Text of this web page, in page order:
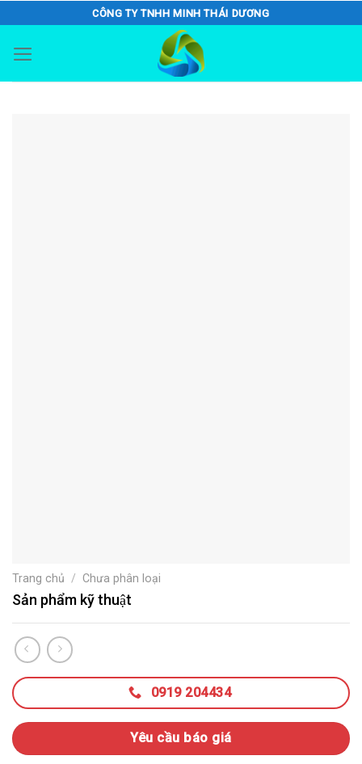
content
CÔNG TY TNHH MINH THÁI DƯƠNG
Trang chủ / Chưa phân loại
Sản phẩm kỹ thuật
0919 204434
Yêu cầu báo giá